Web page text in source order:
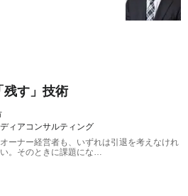
残す」技術
ィアコンサルティング
ーナー経営者も、いずれは引退を考えなけれ
。そのときに課題にな…